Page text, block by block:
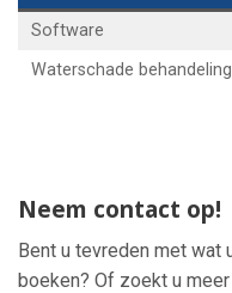
Software
Waterschade behandeling
Neem contact op!
Bent u tevreden met wat
boeken? Of zoekt u